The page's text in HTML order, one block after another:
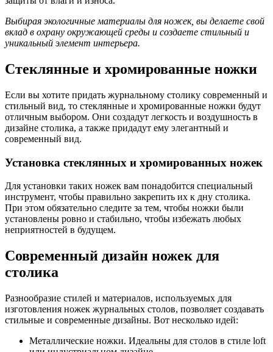
Выбирая экологичные материалы для ножек, вы делаете свой
вклад в охрану окружающей среды и создаете стильный и
уникальный элемент интерьера.
Стеклянные и хромированные ножки
Если вы хотите придать журнальному столику современный и
стильный вид, то стеклянные и хромированные ножки будут
отличным выбором. Они создадут легкость и воздушность в
дизайне столика, а также придадут ему элегантный и
современный вид.
Установка стеклянных и хромированных ножек
Для установки таких ножек вам понадобится специальный
инструмент, чтобы правильно закрепить их к дну столика.
При этом обязательно следите за тем, чтобы ножки были
установлены ровно и стабильно, чтобы избежать любых
неприятностей в будущем.
Современный дизайн ножек для
столика
Разнообразие стилей и материалов, используемых для
изготовления ножек журнальных столов, позволяет создавать
стильные и современные дизайны. Вот несколько идей:
Металлические ножки. Идеальны для столов в стиле loft